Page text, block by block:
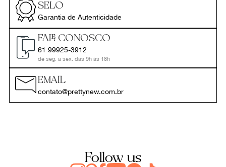
SELO
Garantia de Autenticidade
FALE CONOSCO
61 99925-3912
de seg. a sex. das 9h às 18h
EMAIL
contato@prettynew.com.br
Follow us